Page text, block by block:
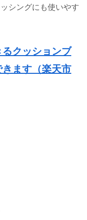
シングにも使いやす
クッションブ
ます（楽天市